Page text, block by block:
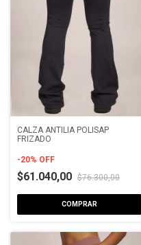
CALZA ANTILIA POLISAP
FRIZADO
-20% OFF
$61.040,00 $76.300,00
COMPRAR